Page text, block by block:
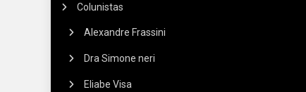
Colunistas
Alexandre Frassini
Dra Simone neri
Eliabe Visa